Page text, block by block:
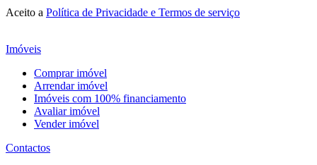
Aceito a Política de Privacidade e Termos de serviço
Imóveis
Comprar imóvel
Arrendar imóvel
Imóveis com 100% financiamento
Avaliar imóvel
Vender imóvel
Contactos